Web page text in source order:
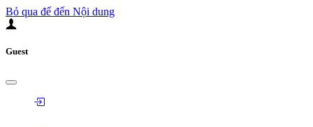
Bỏ qua để đến Nội dung
Guest